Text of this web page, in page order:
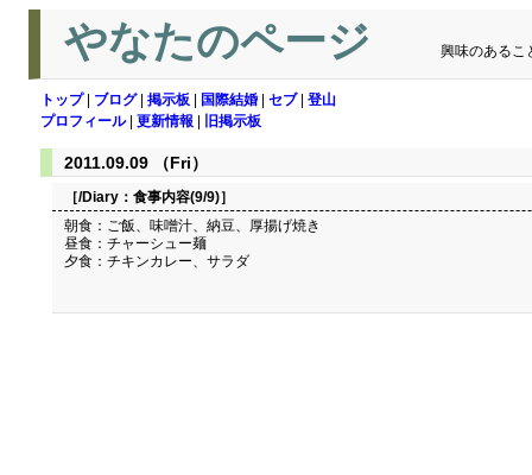
やなたのページ 興味のあるこ
トップ| ブログ| 掲示板 国際結婚 セブ| 登山
プロフィール| 更新情報 旧掲示板
2011.09.09 （Fri）
［/Diary： 食事内容(9/9)］
朝食：ご飯、味噌汁、納豆、厚揚げ焼き
昼食：チャーシュー麺
夕食：チキンカレー、サラダ